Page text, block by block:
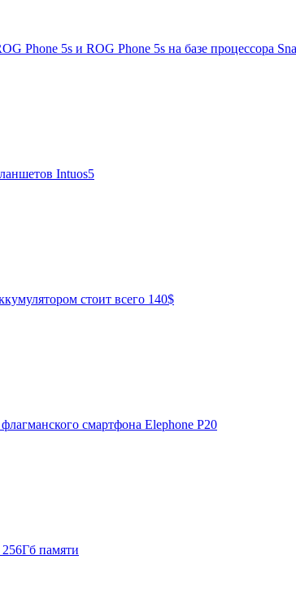
Phone 5s и ROG Phone 5s на базе процессора
Intuos5
стоит всего 140$
смартфона Elephone P20
памяти